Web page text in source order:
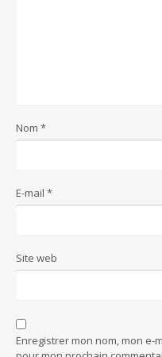
Nom *
E-mail *
Site web
Enregistrer mon nom, mon